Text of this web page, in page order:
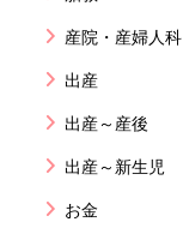
産院・産婦人科
出産
出産～産後
出産～新生児
お金